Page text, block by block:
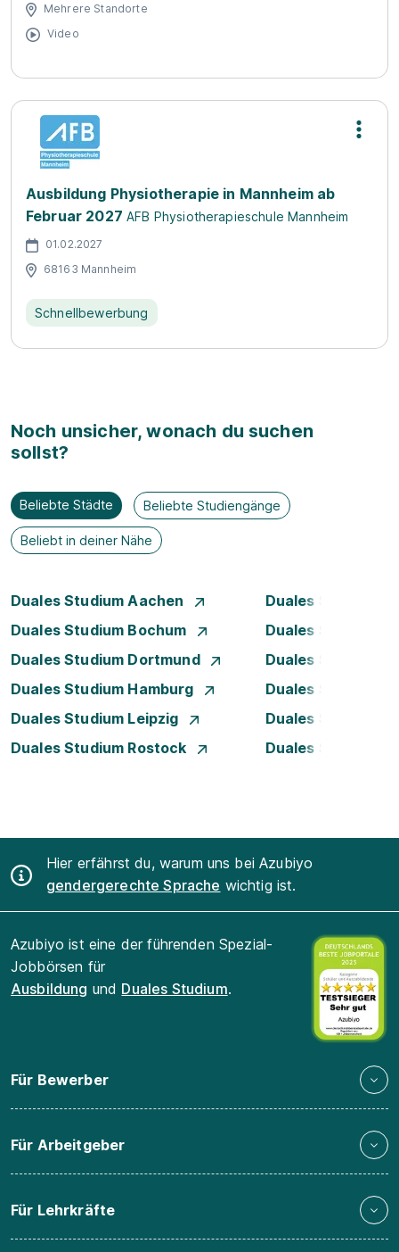
Mehrere Standorte
Video
Ausbildung Physiotherapie in Mannheim ab
Februar 2027 AFB Physiotherapieschule Mannheim
01.02.2027
68163 Mannheim
Schnellbewerbung
Noch unsicher, wonach du suchen
sollst?
Beliebte Städte Beliebte Studiengänge
Beliebt in deiner Nähe
Duales Studium Aachen
Duales Studium
Duales Studium Bochum
Duales Studium
Duales Studium Dortmund
Duales Studium
Duales Studium Hamburg
Duales Studium
Duales Studium Leipzig
Duales Studium
Duales Studium Rostock
Duales Studium
Hier erfährst du, warum uns bei Azubiyo
gendergerechte Sprache wichtig ist.
Azubiyo ist eine der führenden Spezial-
Jobbörsen für
Ausbildung und Duales Studium.
Für Bewerber
Für Arbeitgeber
Für Lehrkräfte